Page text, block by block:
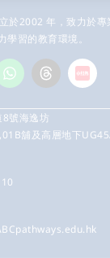
於2002 年，致力於專
習的教育環境。
號海逸坊
舖及高層地下